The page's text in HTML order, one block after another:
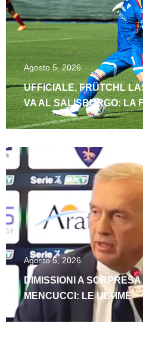
Agosto 5, 2026
UFFICIALE, FRÜTCHL
VA AL SALISBURGO: LA
Agosto 5, 2026
DIMISSIONI A SORPRESA
MENCUCCI: LE ULTIME